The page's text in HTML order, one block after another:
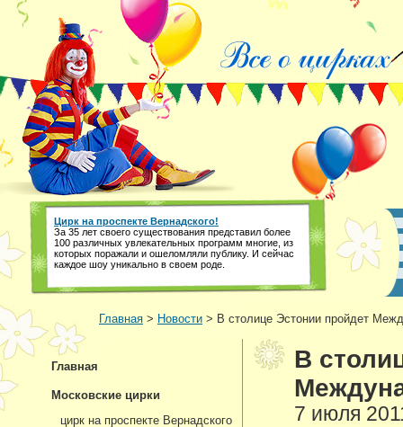
Цирк на проспекте Вернадского!
За 35 лет своего существования представил более
100 различных увлекательных программ многие, из
которых поражали и ошеломляли публику. И сейчас
каждое шоу уникально в своем роде.
Главная > Новости > В столице Эстонии пройдет
В
7 июля
Главная
Московские цирки
цирк на проспекте Вернадского